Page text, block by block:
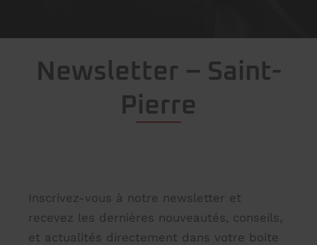
Newsletter – Saint-
Pierre
Inscrivez-vous à notre newsletter et
recevez les dernières nouveautés, conseils,
et actualités directement dans votre boite